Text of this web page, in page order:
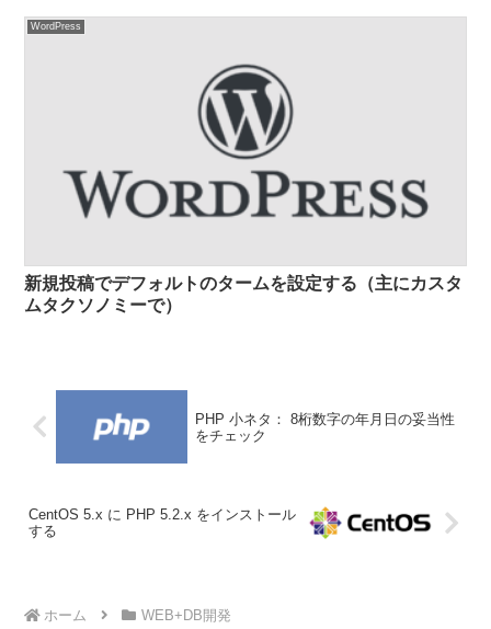
WordPress
新規投稿でデフォルトのタームを設定する（主にカスタ
ムタクソノミーで）
PHP 小ネタ： 8桁数字の年月日の妥当性
をチェック
CentOS 5.x に PHP 5.2.x をインストール
する
ホーム WEB+DB開発